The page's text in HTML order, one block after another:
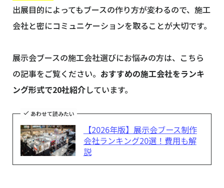
出展目的によってもブースの作り方が変わるので、施工
会社と密にコミュニケーションを取ることが大切です。
展示会ブースの施工会社選びにお悩みの方は、こちら
の記事をご覧ください。 おすすめの施工会社をランキ
ング形式で20社紹介しています。
あわせて読みたい
【2026年版】展示会ブース制作
会社ランキング20選！費用も解
説